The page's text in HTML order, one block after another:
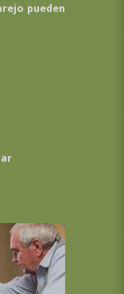
pueden